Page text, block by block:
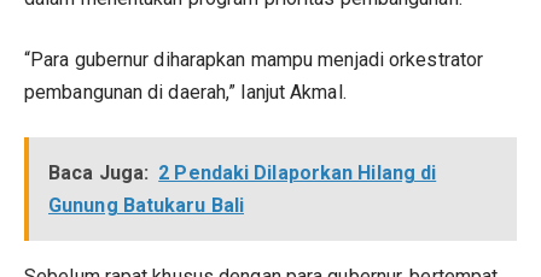
“Para gubernur diharapkan mampu menjadi orkestrator
pembangunan di daerah,” lanjut Akmal.
Baca Juga: 2 Pendaki Dilaporkan Hilang di
Gunung Batukaru Bali